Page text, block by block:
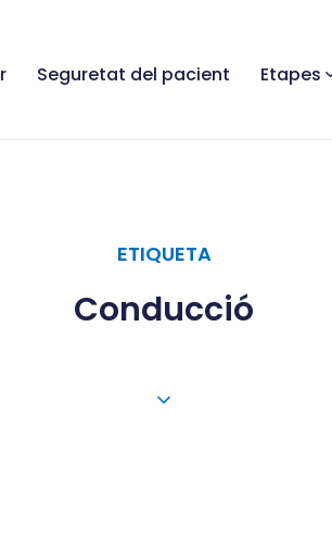
Seguretat del pacient Etapes
ETIQUETA
Conducció